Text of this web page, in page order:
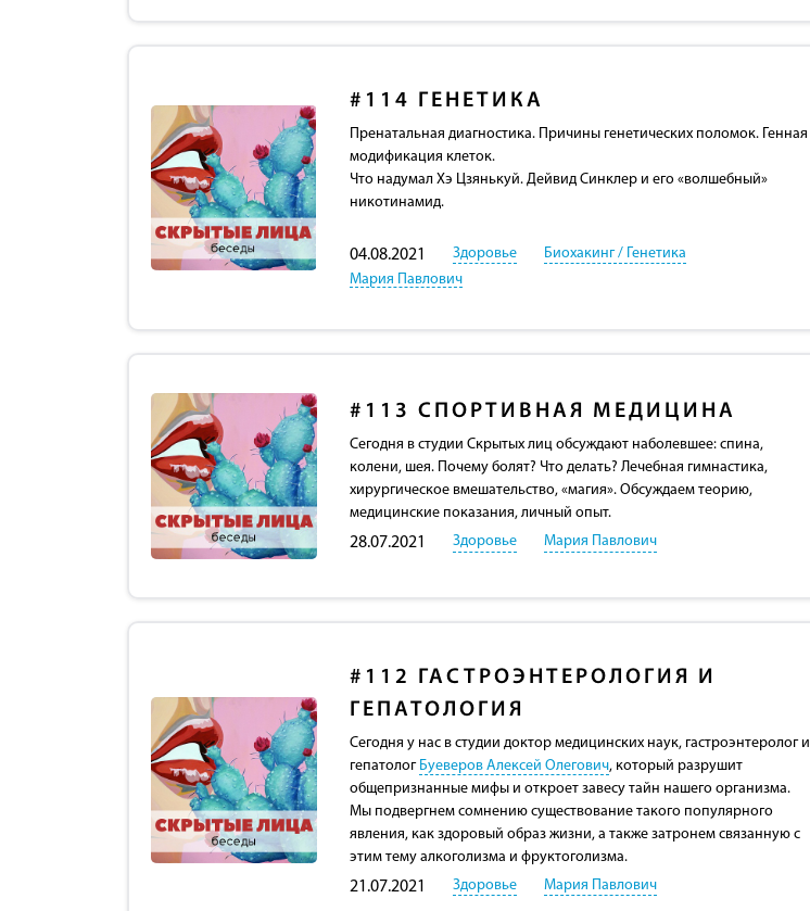
#114 ГЕНЕТИКА
Пренатальная диагностика. Причины генетических поломок. Генная
модификация клеток.
Что надумал Хэ Цзянькуй. Дейвид Синклер и его «волшебный»
никотинамид.
04.08.2021 Здоровье
Биохакинг / Генетика
Мария Павлович
#113 СПОРТИВНАЯ МЕДИЦИНА
Сегодня в студии Скрытых лиц обсуждают наболевшее: cпина,
колени, шея. Почему болят? Что делать? Лечебная гимнастика,
хирургическое вмешательство, «магия». Обсуждаем теорию,
медицинские показания, личный опыт.
28.07.2021 Здоровье Мария Павлович
#112
ГАСТРОЭНТЕРОЛОГИЯ И
ГЕПАТОЛОГИЯ
Сегодня у нас в студии доктор медицинских наук, гастроэнтеролог и
гепатолог Буеверов Алексей Олегович, который разрушит
общепризнанные мифы и откроет завесу тайн нашего организма.
Мы подвергнем сомнению существование такого популярного
явления, как здоровый образ жизни, а также затронем связанную с
этим тему алкоголизма и фруктоголизма.
21.07.2021 Здоровье Мария Павлович